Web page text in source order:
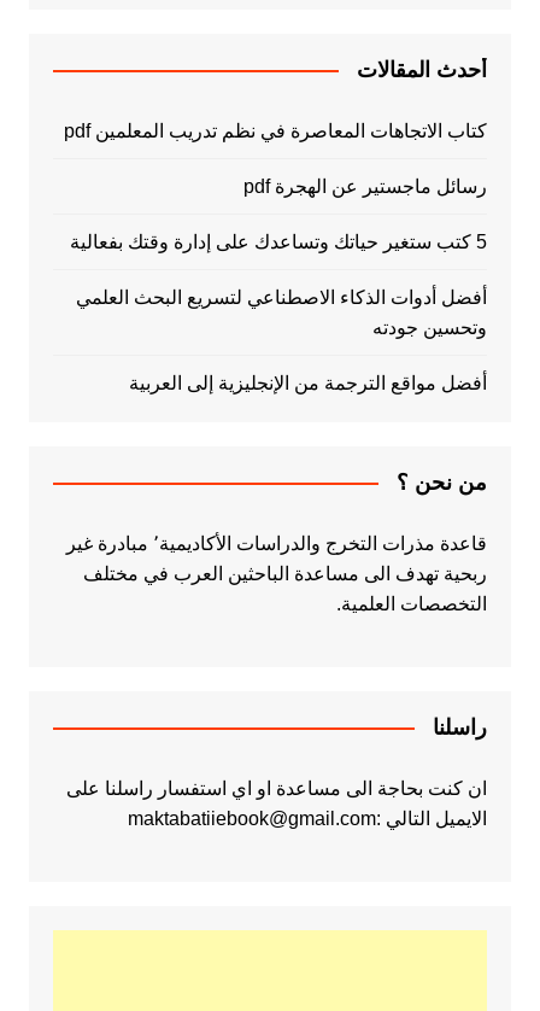
أحدث المقالات
كتاب الاتجاهات المعاصرة في نظم تدريب المعلمين pdf
رسائل ماجستير عن الهجرة pdf
5 كتب ستغير حياتك وتساعدك على إدارة وقتك بفعالية
أفضل أدوات الذكاء الاصطناعي لتسريع البحث العلمي
وتحسين جودته
أفضل مواقع الترجمة من الإنجليزية إلى العربية
من نحن ؟
قاعدة مذرات التخرج والدراسات الأكاديمية٬ مبادرة غير
ربحية تهدف الى مساعدة الباحثين العرب في مختلف
التخصصات العلمية.
راسلنا
ان كنت بحاجة الى مساعدة او اي استفسار راسلنا على
الايميل التالي :maktabatiiebook@gmail.com